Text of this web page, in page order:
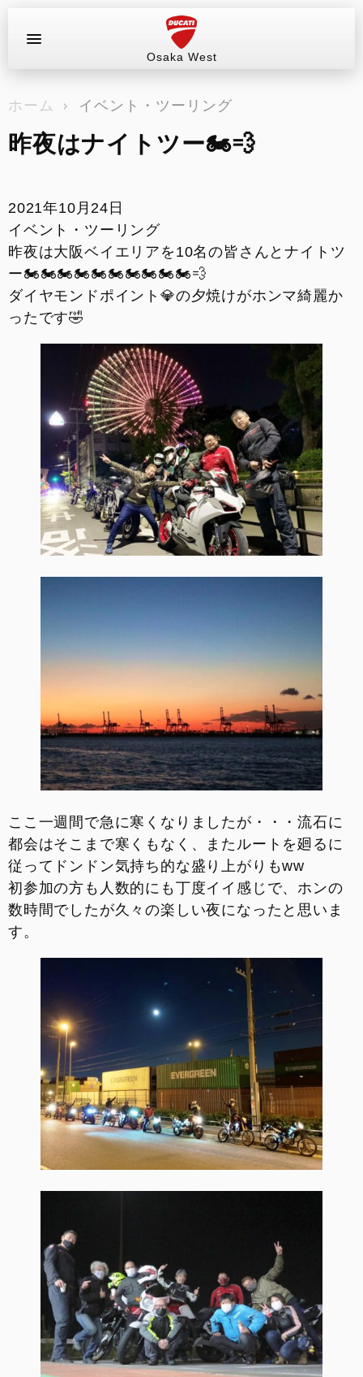
Osaka West
ラインアップ
サービス情報
ブログ（最新情報）
試乗車
イベント&ツーリング
お支払いシミュレーション
コンフィギュレーター
お問い合わせ
ホーム イベント・ツーリング
昨夜はナイトツー🏍💨
2021年10月24日
イベント・ツーリング
昨夜は大阪ベイエリアを10名の皆さんとナイトツ
ー🏍🏍🏍🏍🏍🏍🏍🏍🏍🏍💨
ダイヤモンドポイント💎の夕焼けがホンマ綺麗か
ったです🤣
ここ一週間で急に寒くなりましたが・・・流石に
都会はそこまで寒くもなく、またルートを廻るに
従ってドンドン気持ち的な盛り上がりもww
初参加の方も人数的にも丁度イイ感じで、ホンの
数時間でしたが久々の楽しい夜になったと思いま
す。